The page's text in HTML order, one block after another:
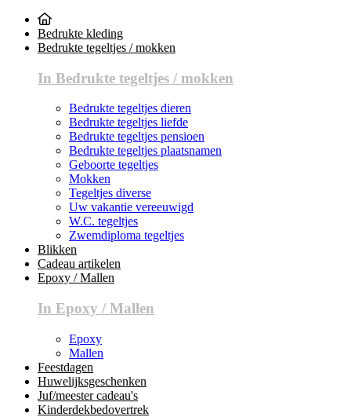
Bedrukte kleding
Bedrukte tegeltjes / mokken
In Bedrukte tegeltjes / mokken
Bedrukte tegeltjes dieren
Bedrukte tegeltjes liefde
Bedrukte tegeltjes pensioen
Bedrukte tegeltjes plaatsnamen
Geboorte tegeltjes
Mokken
Tegeltjes diverse
Uw vakantie vereeuwigd
W.C. tegeltjes
Zwemdiploma tegeltjes
Blikken
Cadeau artikelen
Epoxy / Mallen
In Epoxy / Mallen
Epoxy
Mallen
Feestdagen
Huwelijksgeschenken
Juf/meester cadeau's
Kinderdekbedovertrek